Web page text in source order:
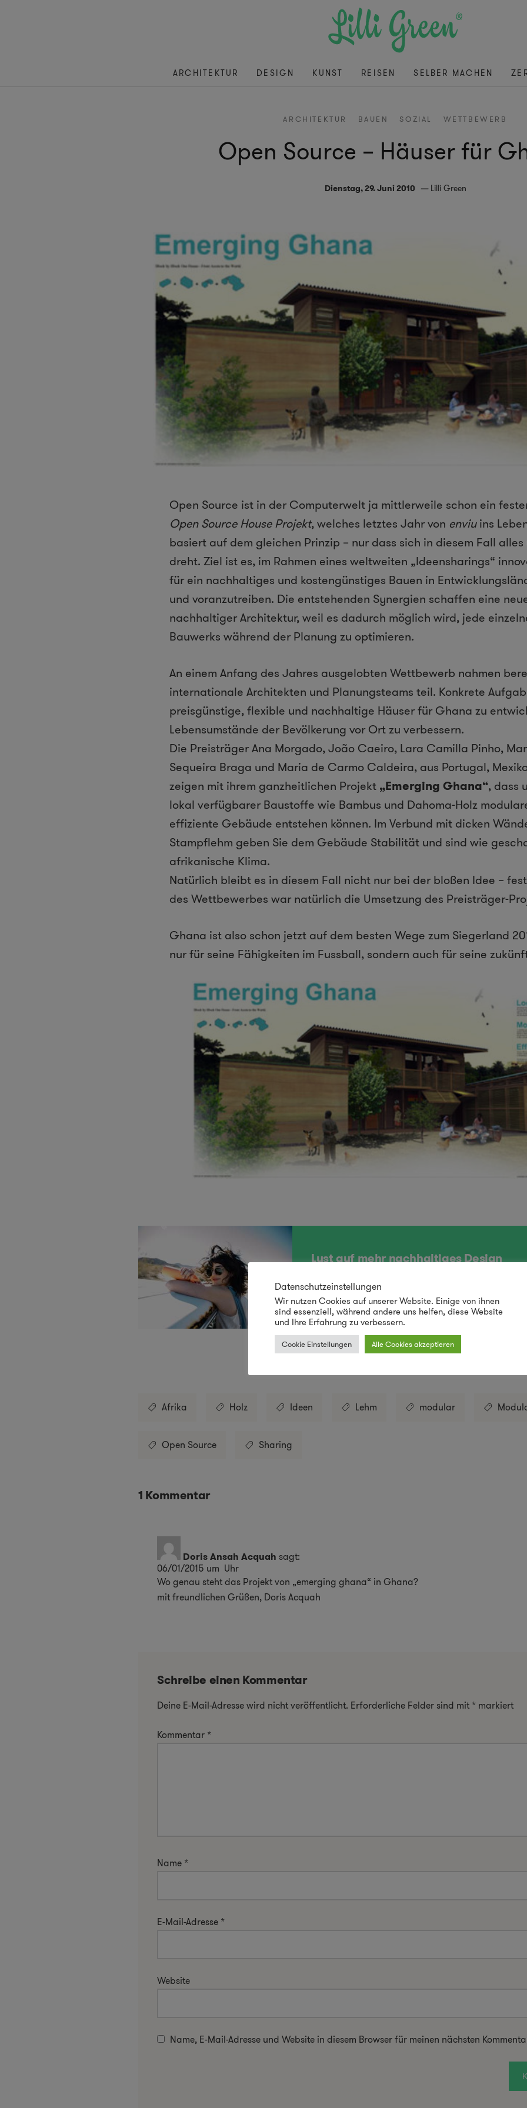
ARCHITEKTUR DESIGN KUNST REISEN SELBER MACHEN
ARCHITEKTUR BAUEN SOZIAL WETTBEWERB
Open Source – Häuser für
Dienstag, 29. Juni 2010 Lilli Green
Open Source ist in der Computerwelt ja mittlerweile schon ein
Open Source House Projekt, welches letztes Jahr von enviuins
basiert auf dem gleichen Prinzip – nur dass sich in diesem Fall
dreht. Ziel ist es, im Rahmen eines weltweiten „Ideensharings“
für ein nachhaltiges und kostengünstiges Bauen in
und voranzutreiben. Die entstehenden Synergien schaffen eine
nachhaltiger Architektur, weil es dadurch möglich wird, jede
Bauwerks während der Planung zu optimieren.
An einem Anfang des Jahres ausgelobten Wettbewerb nahmen
internationale Architekten und Planungsteams teil. Konkrete
preisgünstige, flexible und nachhaltige Häuser für Ghana zu
Lebensumstände der Bevölkerung vor Ort zu verbessern.
Die Preisträger Ana Morgado, João Caeiro, Lara Camilla Pinho,
Sequeira Braga und Maria de Carmo Caldeira, aus Portugal,
zeigen mit ihrem ganzheitlichen Projekt „Emerging Ghana“, dass
lokal verfügbarer Baustoffe wie Bambus und Dahoma-Holz
effiziente Gebäude entstehen können. Im Verbund mit dicken
Stampflehm geben Sie dem Gebäude Stabilität und sind wie
afrikanische Klima.
Natürlich bleibt es in diesem Fall nicht nur bei der bloßen Idee –
des Wettbewerbes war natürlich die Umsetzung des Preisträger-
Ghana ist also schon jetzt auf dem besten Wege zum Siegerland
nur für seine Fähigkeiten im Fussball, sondern auch für seine
Lust auf mehr nachhaltiges Design
Afrika Holz Ideen Lehm modular
Open Source Sharing
1 Kommentar
Doris Ansah Acquah sagt:
06/01/2015 um Uhr
Wo genau steht das Projekt von „emerging ghana“ in Ghana?
mit freundlichen Grüßen, Doris Acquah
Schreibe einen Kommentar
Deine E-Mail-Adresse wird nicht veröffentlicht. Erforderliche Felder sind mit * markiert
Kommentar *
Name *
E-Mail-Adresse *
Website
Name, E-Mail-Adresse und Website in diesem Browser für meinen nächsten
Datenschutzeinstellungen
Wir nutzen Cookies auf unserer Website. Einige von ihnen
sind essenziell, während andere uns helfen, diese Website
und Ihre Erfahrung zu verbessern.
Cookie Einstellungen Alle Cookies akzeptieren